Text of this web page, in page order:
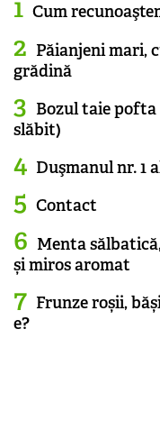
Cum
Păianjeni mari,
grădină
Bozul taie pofta
slăbit)
Duşmanul nr. 1
Contact
Menta
și miros aromat
Frunze roșii,
e?